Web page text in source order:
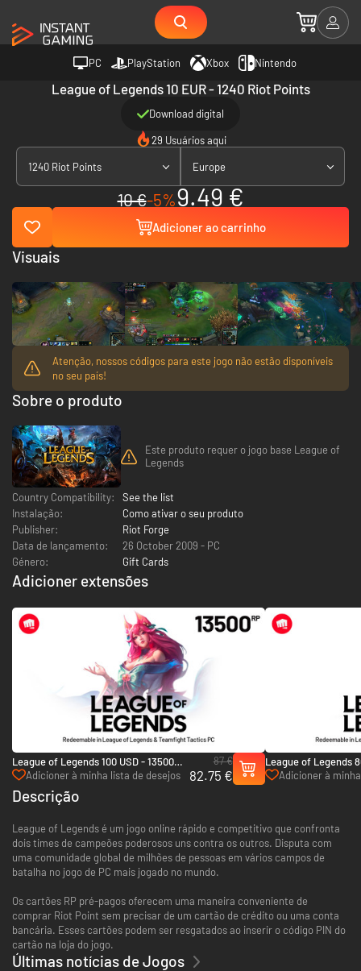
PC PlayStation Xbox Nintendo
League of Legends 10 EUR - 1240 Riot Points
Download digital
29 Usuários aqui
1240 Riot Points Europe
10 €-5%9.49 €
Adicioner ao carrinho
Atenção, nossos códigos para este jogo não estão disponíveis
no seu país!
Sobre o produto
Este produto requer o jogo base League of
Legends
Country Compatibility:
See the list
Instalação:
Como ativar o seu produto
Publisher:
Riot Forge
Data de lançamento:
26 October 2009 - PC
Género:
Gift Cards
Adicioner extensões
League of Legends 100 USD - 13500
Riot Points
Adicioner à minha lista de desejos
87 €
82.75 €
League of Legends
Riot Points
Adicioner à
Visuais
Descrição
League of Legends é um jogo online rápido e competitivo que confronta
dois times de campeões poderosos uns contra os outros. Disputa com
uma comunidade global de milhões de pessoas em vários campos de
batalha no jogo de PC mais jogado no mundo.
Os cartões RP pré-pagos oferecem uma maneira conveniente de
comprar Riot Point sem precisar de um cartão de crédito ou uma conta
bancária. Esses cartões podem ser resgatados ao inserir o código PIN do
cartão na loja do jogo.
Últimas notícias de Jogos